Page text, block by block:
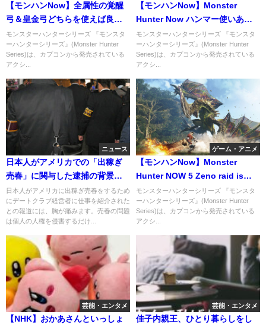
【モンハンNow】全属性の覚醒
弓＆皇金弓どちらを使えば良い
か徹底解説！
モンスターハンターシリーズ 『モンスタ
ーハンターシリーズ』(Monster Hunter
Series)は、カプコンから発売されている
アクシ...
【モンハンNow】Monster
Hunter Now ハンマー使いあま
み、あの武器が強すぎ
モンスターハンターシリーズ 『モンスタ
ーハンターシリーズ』(Monster Hunter
Series)は、カプコンから発売されている
アクシ...
ニュース
日本人がアメリカでの「出稼ぎ
売春」に関与した逮捕の背景と
は？援交、パパ活の次は？
日本人がアメリカに出稼ぎ売春をするため
にデートクラブ経営者に仕事を紹介された
との報道には、胸が痛みます。売春の問題
は個人の人権を侵害するだけ...
ゲーム・アニメ
【モンハンNow】Monster
Hunter NOW 5 Zeno raid is
back!
モンスターハンターシリーズ 『モンスタ
ーハンターシリーズ』(Monster Hunter
Series)は、カプコンから発売されている
アクシ...
芸能・エンタメ
【NHK】おかあさんといっしょ
芸能・エンタメ
佳子内親王、ひとり暮らしをし